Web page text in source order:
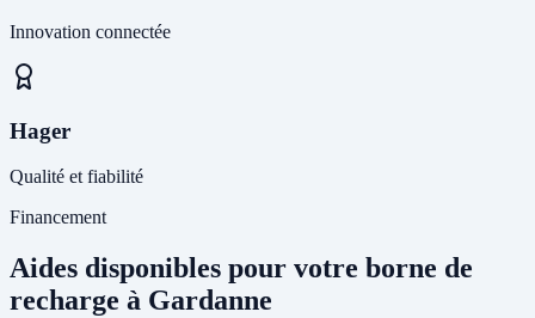
Innovation connectée
Hager
Qualité et fiabilité
Financement
Aides disponibles pour votre borne de
recharge à Gardanne